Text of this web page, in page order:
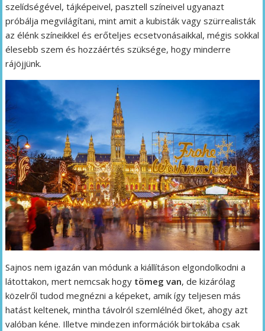
szelídségével, tájképeivel, pasztell színeivel ugyanazt
próbálja megvilágítani, mint amit a kubisták vagy szürrealisták
az élénk színeikkel és erőteljes ecsetvonásaikkal, mégis sokkal
élesebb szem és hozzáértés szüksége, hogy minderre
rájöjjünk.
Sajnos nem igazán van módunk a kiállításon elgondolkodni a
látottakon, mert nemcsak hogy tömeg van, de kizárólag
közelről tudod megnézni a képeket, amik így teljesen más
hatást keltenek, mintha távolról szemlélnéd őket, ahogy azt
valóban kéne. Illetve mindezen információk birtokába csak